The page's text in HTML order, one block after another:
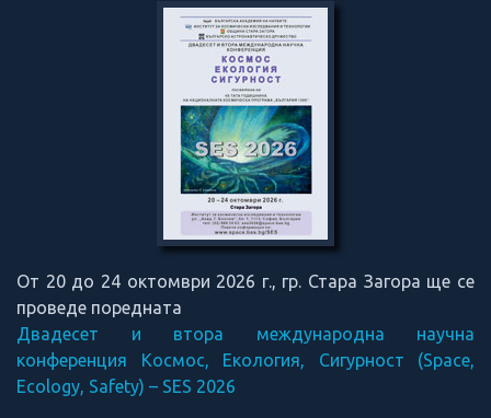
От 20 до 24 октомври 2026 г., гр. Стара Загора ще се
проведе поредната
Двадесет и втора международна научна
конференция Космос, Екология, Сигурност (Space,
Ecology, Safety) – SES 2026